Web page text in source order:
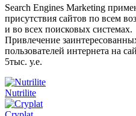
Search Engines Marketing
присутствия сайтов по всем
и во всех поисковых системах.
Привлечение
пользователей интернета на
5тыс. у.е.
Nutrilite